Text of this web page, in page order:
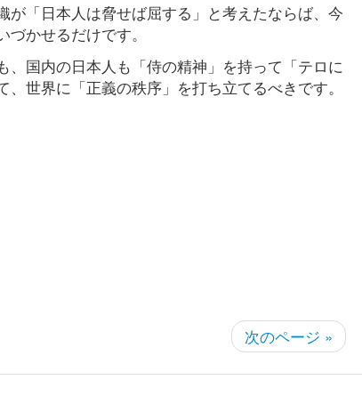
「日本人は脅せば屈する」と考えたならば、今
かせるだけです。
国内の日本人も「侍の精神」を持って「テロに
世界に「正義の秩序」を打ち立てるべきです。
次のページ »